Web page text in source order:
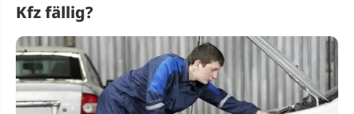
Kfz fällig?